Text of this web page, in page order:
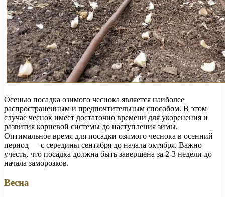
Осенью посадка озимого чеснока является наиболее
распространенным и предпочтительным способом. В этом
случае чеснок имеет достаточно времени для укоренения и
развития корневой системы до наступления зимы.
Оптимальное время для посадки озимого чеснока в осенний
период — с середины сентября до начала октября. Важно
учесть, что посадка должна быть завершена за 2-3 недели до
начала заморозков.
Весна